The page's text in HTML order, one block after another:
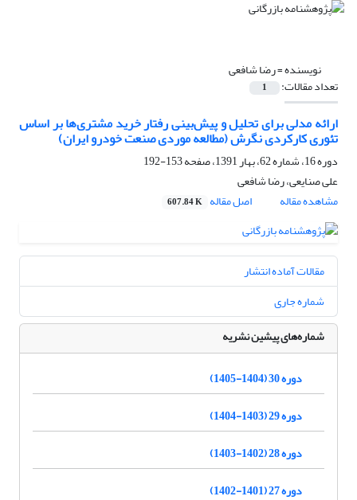
نویسنده =رضا شافعی
تعداد مقالات: 1
ارائه مدلی برای تحلیل و پیش‌بینی رفتار خرید مشتری‌ها بر اساس
تئوری کارکردی نگرش (مطالعه موردی صنعت خودرو ایران)
دوره 16، شماره 62، بهار 1391، صفحه
153-192
علی صنایعی، رضا شافعی
مشاهده مقاله
اصل مقاله 607.84 K
مقالات آماده انتشار
شماره جاری
شماره‌های پیشین نشریه
دوره 30 (1404-1405)
دوره 29 (1403-1404)
دوره 28 (1402-1403)
دوره 27 (1401-1402)